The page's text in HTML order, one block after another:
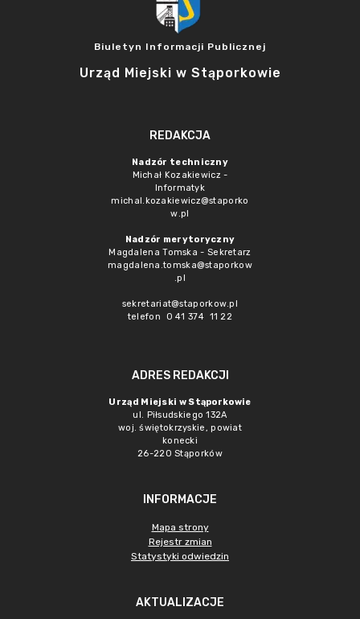
Biuletyn Informacji Publicznej
Urząd Miejski w Stąporkowie
REDAKCJA
Nadzór techniczny
Michał Kozakiewicz -
Informatyk
michal.kozakiewicz@staporko
w.pl
Nadzór merytoryczny
Magdalena Tomska - Sekretarz
magdalena.tomska@staporkow
.pl
sekretariat@staporkow.pl
telefon 0 41 374 11 22
ADRES REDAKCJI
Urząd Miejski w Stąporkowie
ul. Piłsudskiego 132A
woj. świętokrzyskie, powiat
konecki
26-220 Stąporków
INFORMACJE
Mapa strony
Rejestr zmian
Statystyki odwiedzin
AKTUALIZACJE